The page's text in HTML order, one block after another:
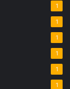
1
1
1
1
1
1